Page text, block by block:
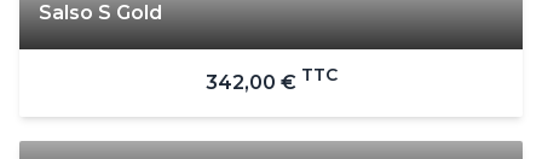
Salso S Gold
342,00 € TTC